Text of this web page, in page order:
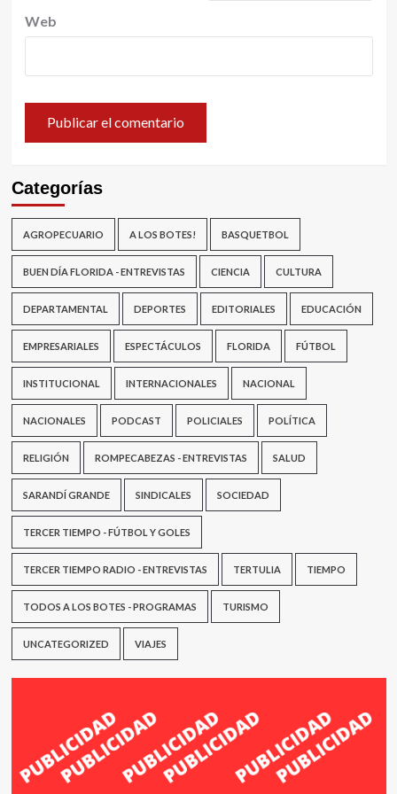
Web
Categorías
AGROPECUARIO A LOS BOTES! BASQUETBOL
BUEN DÍA FLORIDA - ENTREVISTAS CIENCIA CULTURA
DEPARTAMENTAL DEPORTES EDITORIALES EDUCACIÓN
EMPRESARIALES ESPECTÁCULOS FLORIDA FÚTBOL
INSTITUCIONAL INTERNACIONALES NACIONAL
NACIONALES PODCAST POLICIALES POLÍTICA
RELIGIÓN ROMPECABEZAS - ENTREVISTAS SALUD
SARANDÍ GRANDE SINDICALES SOCIEDAD
TERCER TIEMPO - FÚTBOL Y GOLES
TERCER TIEMPO RADIO - ENTREVISTAS TERTULIA TIEMPO
TODOS A LOS BOTES - PROGRAMAS TURISMO
UNCATEGORIZED VIAJES